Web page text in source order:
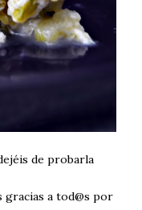
de probarla
gracias a tod@s por